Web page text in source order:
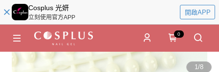
Cosplus 光妍
立刻使用官方APP
開啟APP
0
1/8